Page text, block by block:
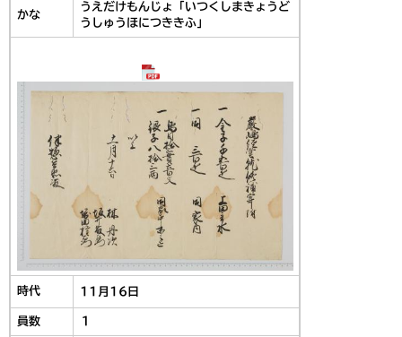
かな
うえだけもんじょ「いつくしまきょうど
うしゅうほにつききふ」
時代 11月16日
員数 １